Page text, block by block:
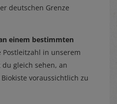
deutschen Grenze
einem bestimmten
Postleitzahl in unserem
gleich sehen, an
voraussichtlich zu